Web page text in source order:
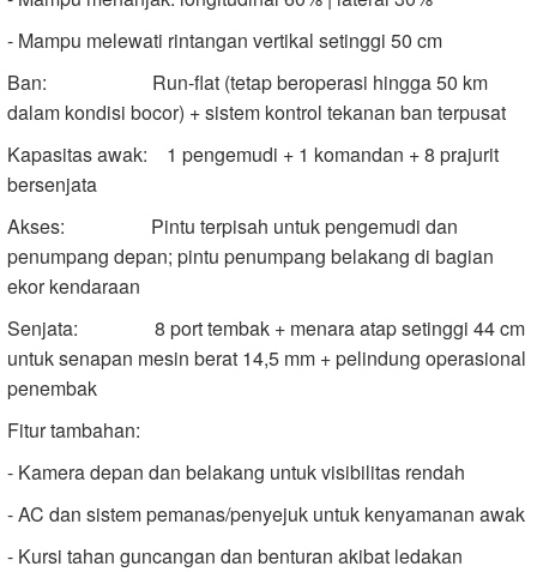
- Mampu melewati rintangan vertikal setinggi 50 cm
Ban: Run-flat (tetap beroperasi hingga 50 km
dalam kondisi bocor) + sistem kontrol tekanan ban terpusat
Kapasitas awak: 1 pengemudi + 1 komandan + 8 prajurit
bersenjata
Akses: Pintu terpisah untuk pengemudi dan
penumpang depan; pintu penumpang belakang di bagian
ekor kendaraan
Senjata: 8 port tembak + menara atap setinggi 44 cm
untuk senapan mesin berat 14,5 mm + pelindung operasional
penembak
Fitur tambahan:
- Kamera depan dan belakang untuk visibilitas rendah
- AC dan sistem pemanas/penyejuk untuk kenyamanan awak
- Kursi tahan guncangan dan benturan akibat ledakan